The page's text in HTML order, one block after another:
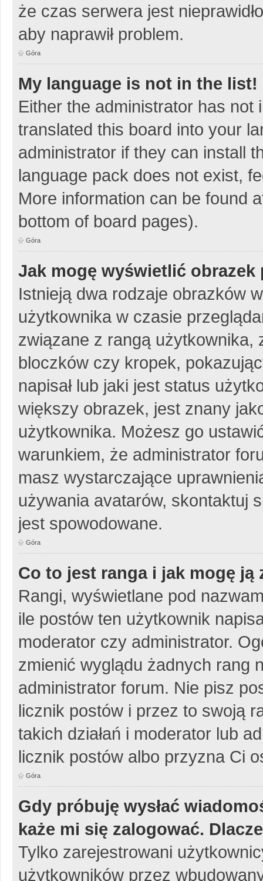
że czas serwera jest
aby naprawił problem.
Góra
My language is not in the list!
Either the administrator has
translated this board into your
administrator if they can install
language pack does not exist,
More information can be found
bottom of board pages).
Góra
Jak mogę wyświetlić
Istnieją dwa rodzaje obrazków
użytkownika w czasie
związane z rangą użytkownika,
bloczków czy kropek,
napisał lub jaki jest status
większy obrazek, jest znany
użytkownika. Możesz go
warunkiem, że administrator
masz wystarczające
używania avatarów, skontaktuj
jest spowodowane.
Góra
Co to jest ranga i jak mogę ją
Rangi, wyświetlane pod
ile postów ten użytkownik
moderator czy administrator.
zmienić wyglądu żadnych rang
administrator forum. Nie pisz
licznik postów i przez to swoją
takich działań i moderator lub
licznik postów albo przyzna Ci
Góra
Gdy próbuję wysłać
każe mi się zalogować.
Tylko zarejestrowani
użytkowników przez